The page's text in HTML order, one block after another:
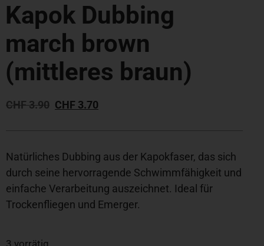
Kapok Dubbing
march brown
(mittleres braun)
CHF3.90 CHF 3.70
Natürliches Dubbing aus der Kapokfaser, das sich
durch seine hervorragende Schwimmfähigkeit und
einfache Verarbeitung auszeichnet. Ideal für
Trockenfliegen und Emerger.